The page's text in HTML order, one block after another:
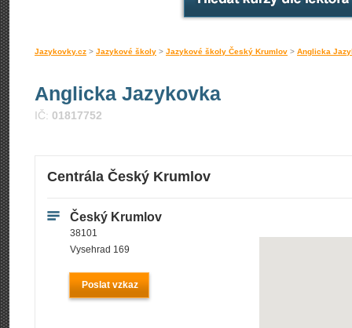
Jazykovky.cz > Jazykové školy > Jazykové školy Český Krumlov > Anglicka
Anglicka Jazykovka
IČ: 01817752
Centrála Český Krumlov
Český Krumlov
38101
Vysehrad 169
Poslat vzkaz